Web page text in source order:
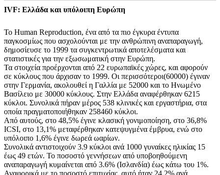
IVF: Ελλάδα και υπόλοιπη Ευρώπη
Το Human Reproduction, ένα από τα πιο έγκυρα έντυπα
παγκοσμίως που ασχολούνται με την ανθρώπινη αναπαραγωγή,
δημοσίευσε το 1999 τα συγκεντρωτικά αποτελέσματα και
στατιστικές για την εξωσωματική στην Ευρώπη.
Τα στοιχεία προέρχονται από 22 ευρωπαϊκές χώρες, και αφορούν
σε κύκλους που άρχισαν το 1999. Οι περισσότεροι(60000) έγιναν
στην Γερμανία, ακολουθεί η Γαλλία με 52000 και το Ηνωμένο
Βασίλειο με 30000 κύκλους. Στην Ελλάδα αναφέρθηκαν 6215
κύκλοι. Συνολικά πήραν μέρος 538 κλινικές και εργαστήρια, στα
οποία πραγματοποιήθηκαν 258460 κύκλοι.
Από αυτούς, στο 48,5% έγινε κλασική γονιμοποίηση, στο 36,8%
ICSI, στο 13,1% μεταφέρθηκαν κατεψυγμένα έμβρυα, ενώ στο
υπόλοιπο 1,6% έγινε δωρεά ωαρίων.
Συνολικά αντιστοιχούν 3.9 κύκλοι ανά 1000 γυναίκες ηλικίας 15
έως 49 ετών. Το ποσοστό γεννήσεων από υποβοηθούμενη
αναπαραγωγή κυμαίνεται από 3.6% (Ισλανδία) έως κάτω του 1%.
Αναφορικά με το ποσοστό επιτυχίας, αυτό ήταν 24.2% ανά